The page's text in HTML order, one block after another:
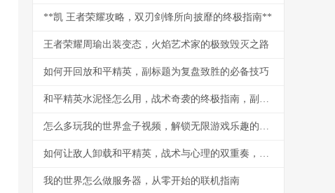
**凯 王者荣耀攻略，双刃剑锋所向披靡的终极指南**
王者荣耀周瑜出装变态，火焰艺术家的极致毁灭之路
如何开回放和平精英，副标题为复盘致胜的必备技巧
和平精英水泥怪怎么用，战术奇袭的终极指南，副标题，水泥丛林中的隐形杀手
怎么多玩我的世界盒子视频，解锁无限游戏乐趣的钥匙
如何让敌人卸载和平精英，战术与心理的双重奏，副标题，一场没有硝烟的战争
我的世界怎么做服务器，从零开始的联机指南